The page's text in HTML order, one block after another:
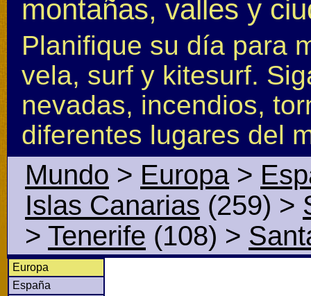
montañas, valles y
Planifique su día para
vela, surf y kitesurf.
nevadas, incendios,
diferentes lugares del
Mundo > Europa>
Islas Canarias (259) >
> Tenerife (108) >
Europa
España